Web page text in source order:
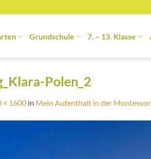
Grundschule 7. – 13. Klasse
Polen_2
× 1600 in Mein Aufenthalt in der